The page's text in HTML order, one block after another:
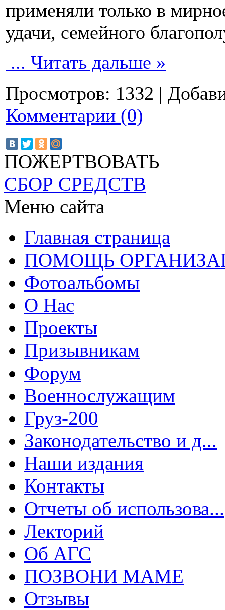
применяли только в
удачи, семейного
... Читать дальше »
Просмотров: 1332 |
Комментарии (0)
ПОЖЕРТВОВАТЬ
СБОР СРЕДСТВ
Меню сайта
Главная страница
ПОМОЩЬ
Фотоальбомы
О Нас
Проекты
Призывникам
Форум
Военнослужащим
Груз-200
Законодательство и д...
Наши издания
Контакты
Отчеты об использова...
Лекторий
Об АГС
ПОЗВОНИ МАМЕ
Отзывы